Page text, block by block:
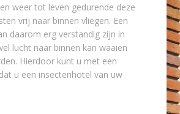
weer tot leven gedurende deze
vrij naar binnen vliegen. Een
daarom erg verstandig zijn in
lucht naar binnen kan waaien
Hierdoor kunt u met een
u een insectenhotel van uw